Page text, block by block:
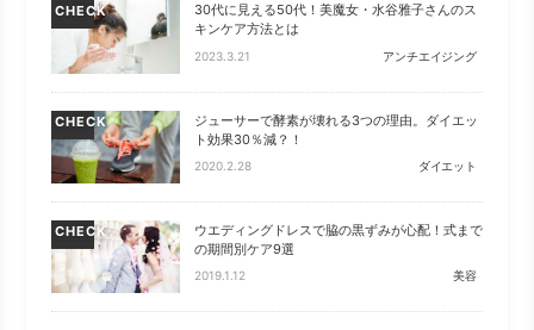
CHECK
30代に見える50代！美魔女・水谷雅子さんのス
キンケア方法とは
2023.3.21 アンチエイジング
CHECK
ジューサーで酵素が壊れる3つの理由。ダイエッ
ト効果30％減？！
2020.2.28 ダイエット
CHECK
ウエディングドレスで脇の黒ずみが心配！式まで
の期間別ケア9選
2019.1.12 美容